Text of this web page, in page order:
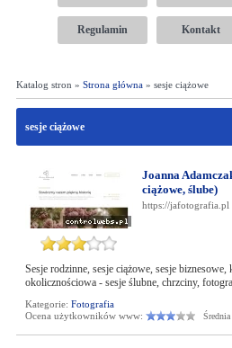
Regulamin Kontakt
Katalog stron » Strona główna» sesje ciążowe
sesje ciążowe
Joanna
ciążowe, ślube)
https://jafotografia.pl
Sesje rodzinne, sesje ciążowe, sesje
okolicznościowa - sesje ślubne, chrzciny,
Kategorie: Fotografia
Ocena użytkowników www:
Średnia